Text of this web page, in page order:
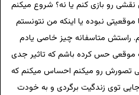
رو بازی کنم یا نه؟ شروع میکنم
موقعیتی نبوده یا اینکه من نتونستم
راستش متاسفانه چیز خاصی یادم
موقعی حس کرده باشم که تاثیر جدی
تصورش رو میکنم احساس میکنم که
توی زندگیت برگردی و به خودت